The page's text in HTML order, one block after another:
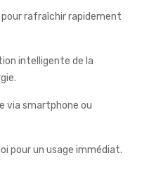
pour rafraîchir rapidement
intelligente de la
via smartphone ou
pour un usage immédiat.